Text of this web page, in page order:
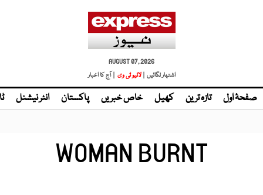
AUGUST 07, 2026
اشتہار لگائیں | لائیو ٹی وی | آج کا اخبار
صفحۂ اول تازہ ترین کھیل خاص خبریں پاکستان انٹر نیشنل
WOMAN BURNT